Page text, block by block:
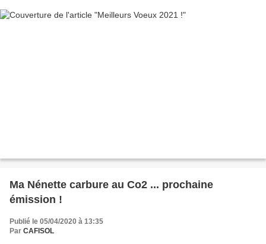
Ma Nénette carbure au Co2 ... prochaine
émission !
Publié le 05/04/2020 à 13:35
Par CAFISOL